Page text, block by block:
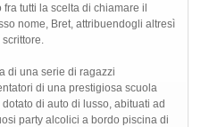
tutti la scelta di chiamare il
nome, Bret, attribuendogli altresì
di una serie di ragazzi
di una prestigiosa scuola
di auto di lusso, abituati ad
party alcolici a bordo piscina di